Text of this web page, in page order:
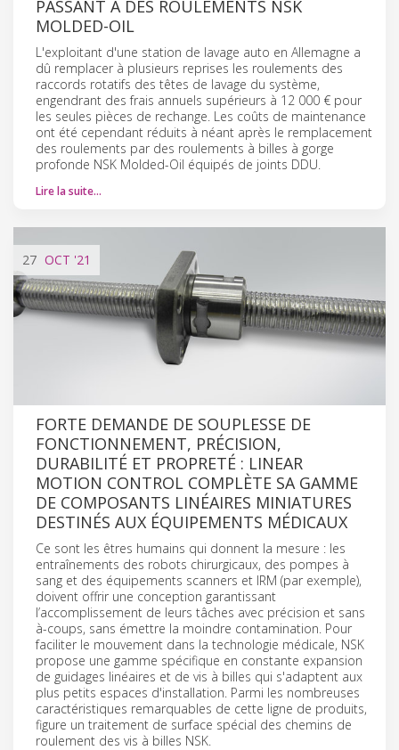
PASSANT À DES ROULEMENTS NSK
MOLDED-OIL
L'exploitant d'une station de lavage auto en Allemagne a
dû remplacer à plusieurs reprises les roulements des
raccords rotatifs des têtes de lavage du système,
engendrant des frais annuels supérieurs à 12 000 € pour
les seules pièces de rechange. Les coûts de maintenance
ont été cependant réduits à néant après le remplacement
des roulements par des roulements à billes à gorge
profonde NSK Molded-Oil équipés de joints DDU.
Lire la suite…
27 OCT '21
FORTE DEMANDE DE SOUPLESSE DE
FONCTIONNEMENT, PRÉCISION,
DURABILITÉ ET PROPRETÉ : LINEAR
MOTION CONTROL COMPLÈTE SA GAMME
DE COMPOSANTS LINÉAIRES MINIATURES
DESTINÉS AUX ÉQUIPEMENTS MÉDICAUX
Ce sont les êtres humains qui donnent la mesure : les
entraînements des robots chirurgicaux, des pompes à
sang et des équipements scanners et IRM (par exemple),
doivent offrir une conception garantissant
l’accomplissement de leurs tâches avec précision et sans
à-coups, sans émettre la moindre contamination. Pour
faciliter le mouvement dans la technologie médicale, NSK
propose une gamme spécifique en constante expansion
de guidages linéaires et de vis à billes qui s'adaptent aux
plus petits espaces d'installation. Parmi les nombreuses
caractéristiques remarquables de cette ligne de produits,
figure un traitement de surface spécial des chemins de
roulement des vis à billes NSK.